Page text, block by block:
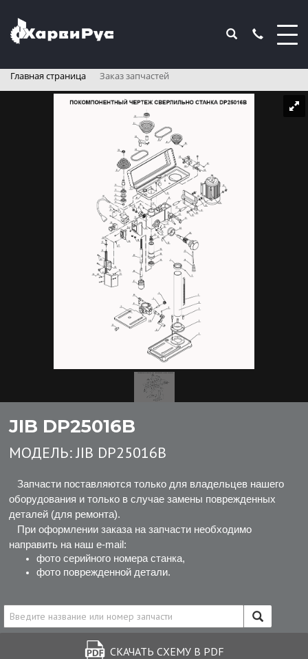
Главная страница Заказ запчастей
JIB DP25016B
МОДЕЛЬ:JIB DP25016B
Запчасти поставляются только для владельцев нашего
оборудования и только в случае замены поврежденных
деталей (для ремонта).
При оформлении заказа на запчасти необходимо
направить на наш e-mail:
фото серийного номера станка,
фото поврежденной детали.
СКАЧАТЬ СХЕМУ В PDF